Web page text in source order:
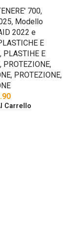
700,
, Modello
2022 e
E
, PLASTIHE E
, PROTEZIONE,
, PROTEZIONE,
Carrello